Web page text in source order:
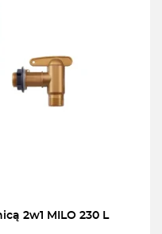
2w1 MILO 230 L